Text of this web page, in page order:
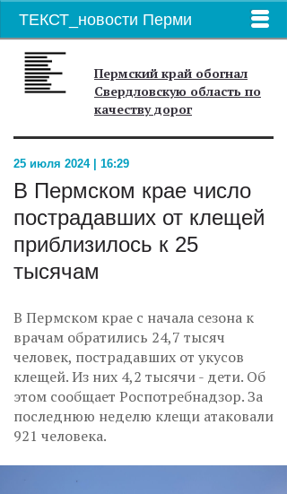
ТЕКСТ_новости Перми
Пермский край обогнал
Свердловскую область по
качеству дорог
25 июля 2024 | 16:29
В Пермском крае число
пострадавших от клещей
приблизилось к 25
тысячам
В Пермском крае с начала сезона к
врачам обратились 24,7 тысяч
человек, пострадавших от укусов
клещей. Из них 4,2 тысячи - дети. Об
этом сообщает Роспотребнадзор. За
последнюю неделю клещи атаковали
921 человека.